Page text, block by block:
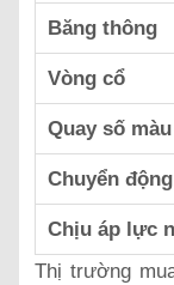
Băng thông
Vòng cổ
Quay số màu
Chuyển động
Chịu áp lực
Thị trường